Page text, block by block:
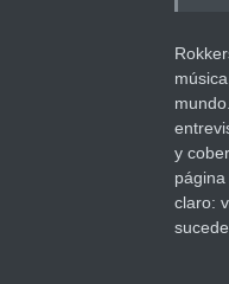
y
claro: